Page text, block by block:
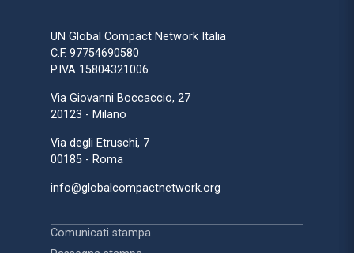
UN Global Compact Network Italia
C.F. 97754690580
P.IVA 15804321006
Via Giovanni Boccaccio, 27
20123 - Milano
Via degli Etruschi, 7
00185 - Roma
info@globalcompactnetwork.org
Comunicati stampa